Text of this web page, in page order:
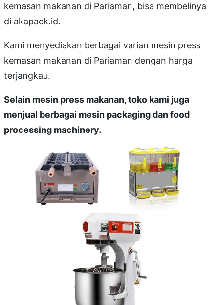
kemasan makanan di Pariaman, bisa membelinya
di akapack.id.
Kami menyediakan berbagai varian mesin press
kemasan makanan di Pariaman dengan harga
terjangkau.
Selain mesin press makanan, toko kami juga
menjual berbagai mesin packaging dan food
processing machinery.